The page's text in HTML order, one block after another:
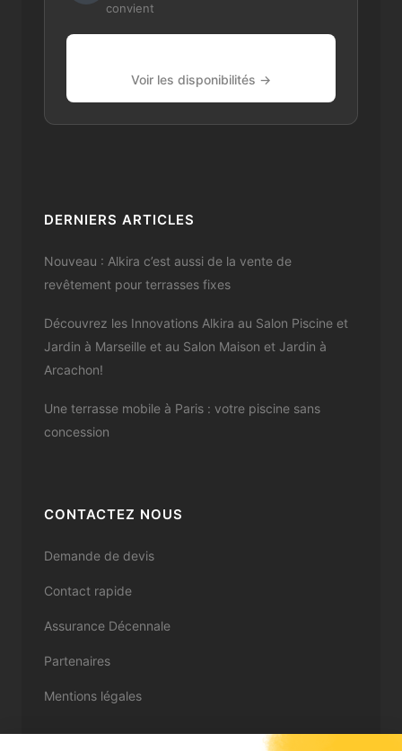
convient
Voir les disponibilités →
DERNIERS ARTICLES
Nouveau : Alkira c’est aussi de la vente de
revêtement pour terrasses fixes
Découvrez les Innovations Alkira au Salon Piscine et
Jardin à Marseille et au Salon Maison et Jardin à
Arcachon!
Une terrasse mobile à Paris : votre piscine sans
concession
CONTACTEZ NOUS
Demande de devis
Contact rapide
Assurance Décennale
Partenaires
Mentions légales